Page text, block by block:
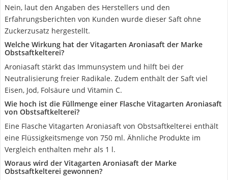
Nein, laut den Angaben des Herstellers und den
Erfahrungsberichten von Kunden wurde dieser Saft ohne
Zuckerzusatz hergestellt.
Welche Wirkung hat der Vitagarten Aroniasaft der Marke
Obstsaftkelterei?
Aroniasaft stärkt das Immunsystem und hilft bei der
Neutralisierung freier Radikale. Zudem enthält der Saft viel
Eisen, Jod, Folsäure und Vitamin C.
Wie hoch ist die Füllmenge einer Flasche Vitagarten Aroniasaft
von Obstsaftkelterei?
Eine Flasche Vitagarten Aroniasaft von Obstsaftkelterei enthält
eine Flüssigkeitsmenge von 750 ml. Ähnliche Produkte im
Vergleich enthalten mehr als 1 l.
Woraus wird der Vitagarten Aroniasaft der Marke
Obstsaftkelterei gewonnen?